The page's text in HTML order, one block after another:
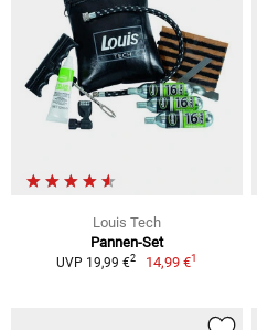
Louis Tech
Pannen-Set
UVP 19,99 €2 14,99 €1